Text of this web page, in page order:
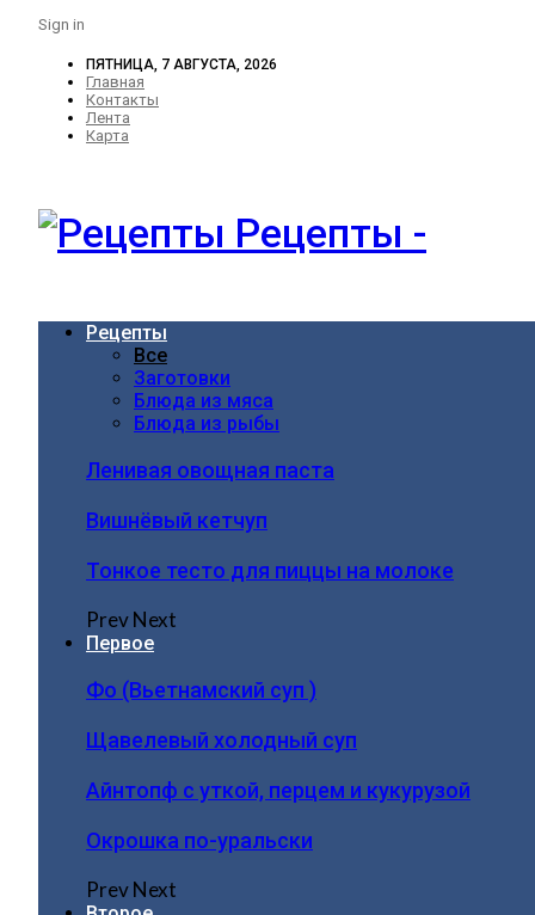
Sign in
ПЯТНИЦА, 7 АВГУСТА, 2026
Главная
Контакты
Лента
Карта
Рецепты -
Рецепты
Все
Заготовки
Блюда из мяса
Блюда из рыбы
Ленивая овощная паста
Вишнёвый кетчуп
Тонкое тесто для пиццы на молоке
PrevNext
Первое
Фо (Вьетнамский суп )
Щавелевый холодный суп
Айнтопф с уткой, перцем и кукурузой
Окрошка по-уральски
PrevNext